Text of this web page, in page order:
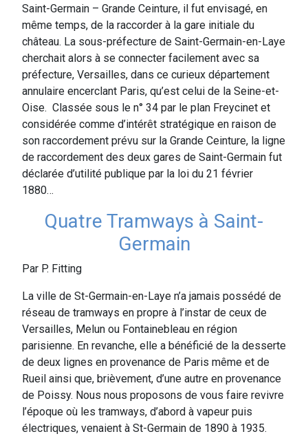
Saint-Germain – Grande Ceinture, il fut envisagé, en
même temps, de la raccorder à la gare initiale du
château. La sous-préfecture de Saint-Germain-en-Laye
cherchait alors à se connecter facilement avec sa
préfecture, Versailles, dans ce curieux département
annulaire encerclant Paris, qu’est celui de la Seine-et-
Oise. Classée sous le n° 34 par le plan Freycinet et
considérée comme d’intérêt stratégique en raison de
son raccordement prévu sur la Grande Ceinture, la ligne
de raccordement des deux gares de Saint-Germain fut
déclarée d’utilité publique par la loi du 21 février
1880…
Quatre Tramways à Saint-
Germain
Par P. Fitting
La ville de St-Germain-en-Laye n’a jamais possédé de
réseau de tramways en propre à l’instar de ceux de
Versailles, Melun ou Fontainebleau en région
parisienne. En revanche, elle a bénéficié de la desserte
de deux lignes en provenance de Paris même et de
Rueil ainsi que, brièvement, d’une autre en provenance
de Poissy. Nous nous proposons de vous faire revivre
l’époque où les tramways, d’abord à vapeur puis
électriques, venaient à St-Germain de 1890 à 1935.